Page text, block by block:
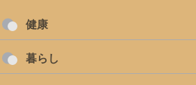
健康
暮らし